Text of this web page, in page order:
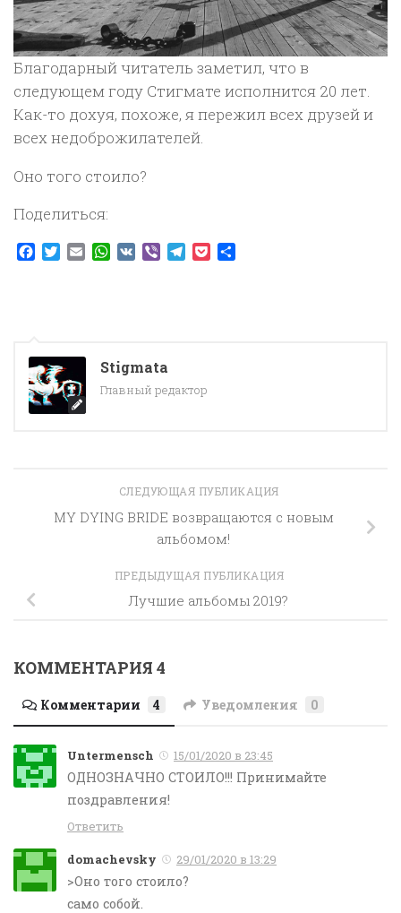
Благодарный читатель заметил, что в
следующем году Стигмате исполнится 20 лет.
Как-то дохуя, похоже, я пережил всех друзей и
всех недоброжилателей.
Оно того стоило?
Поделиться:
Facebook
TwitterEmailWhatsApp
VK ViberTelegram
Pocket
Stigmata
Главный редактор
СЛЕДУЮЩАЯ ПУБЛИКАЦИЯ
MY DYING BRIDE возвращаются с новым
альбомом!
ПРЕДЫДУЩАЯ ПУБЛИКАЦИЯ
Лучшие альбомы 2019?
КОММЕНТАРИЯ 4
Комментарии 4 Уведомления 0
Untermensch 15/01/2020 в 23:45
ОДНОЗНАЧНО СТОИЛО!!! Принимайте
поздравления!
Ответить
domachevsky 29/01/2020 в 13:29
>Оно того стоило?
само собой.